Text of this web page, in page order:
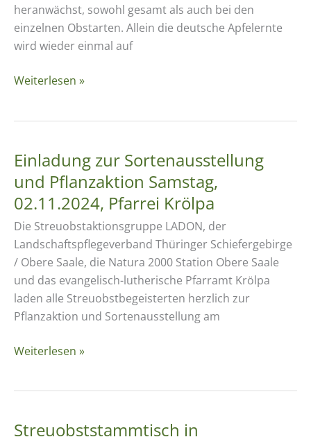
heranwächst, sowohl gesamt als auch bei den
einzelnen Obstarten. Allein die deutsche Apfelernte
wird wieder einmal auf
Super-
Weiterlesen »
Einladung zur Sortenausstellung
und Pflanzaktion Samstag,
02.11.2024, Pfarrei Krölpa
Die Streuobstaktionsgruppe LADON, der
Landschaftspflegeverband Thüringer Schiefergebirge
/ Obere Saale, die Natura 2000 Station Obere Saale
und das evangelisch-lutherische Pfarramt Krölpa
laden alle Streuobstbegeisterten herzlich zur
Pflanzaktion und Sortenausstellung am
Einladung
Pflanzaktion
Weiterlesen »
Streuobststammtisch in